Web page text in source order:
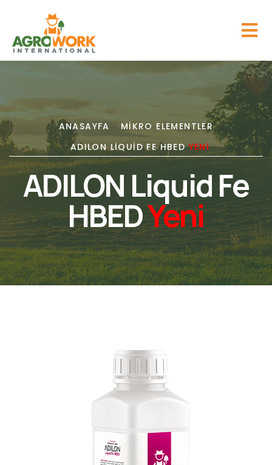
ANASAYFA
MIKRO ELEMENTLER
ADILON LIQUID FE HBEDYENI
ADILON Liquid Fe
HBEDYeni